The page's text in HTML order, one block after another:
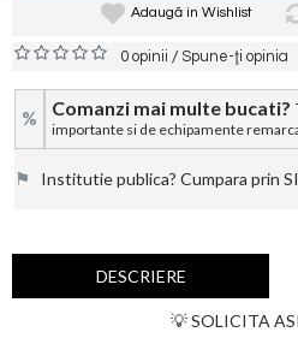
Adaugă in Wishlist
0 opinii /Spune-ţi opinia
% Comanzi mai multe bucati?
importante si de echipamente
⚑ Institutie publica? Cumpara prin
DESCRIERE
💡 SOLICITA